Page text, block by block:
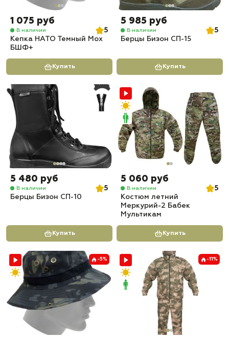
1 075 руб
В наличии
5
Кепка НАТО Темный Мох
БШФ+
Купить
5 985 руб
В наличии
5
Берцы Бизон СП-15
Купить
5 480 руб
В наличии
5
Берцы Бизон СП-10
Купить
5 060 руб
В наличии
5
Костюм летний
Меркурий-2 Бабек
Мультикам
Купить
-5% -11%